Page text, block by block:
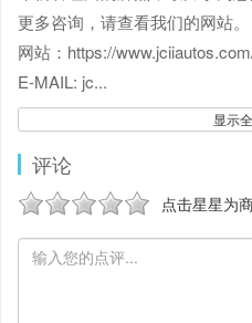
更多咨询，请查看我们的网站。
网站：https://
E-MAIL: jc...
显示
评论
点击星星为